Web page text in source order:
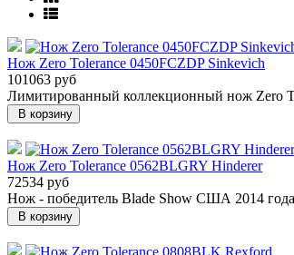
Нож Zero Tolerance 0450FCZDP Sinkevich
101063 руб
Лимитированный коллекционный нож Zero
В корзину
Нож Zero Tolerance 0562BLGRY Hinderer
72534 руб
Нож - победитель Blade Show США 2014
В корзину